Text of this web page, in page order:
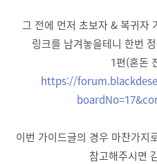
그 전에 먼저 초보자 & 복귀자
링크를 남겨놓을테니 한번
1편(혼돈
https://
이번 가이드글의 경우 마찬가지
참고해주시면